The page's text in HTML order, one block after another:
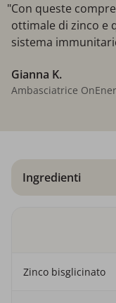
"Con queste
ottimale di zinco e
sistema
Gianna K.
Ambasciatrice
Ingredienti
Zinco bisglicinato